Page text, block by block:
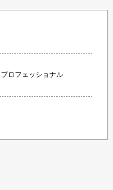
プロフェッショナル